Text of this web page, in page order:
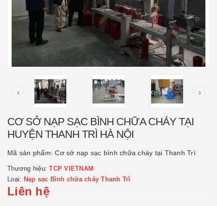
CƠ SỞ NẠP SẠC BÌNH CHỮA CHÁY TẠI
HUYỆN THANH TRÌ HÀ NỘI
Mã sản phẩm:Cơ sở nạp sạc bình chữa cháy tại Thanh Trì
Thương hiệu:TCP VIETNAM
Loại: Nạp sạc Bình chữa cháy Thanh Trì
Liên hệ